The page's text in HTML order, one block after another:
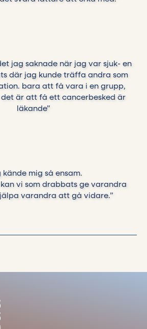
jag saknade när jag var sjuk- en
där jag kunde träffa andra som
bara att få vara i en grupp,
är att få ett cancerbesked är
läkande”
kände mig så ensam.
kan vi som drabbats ge varandra
varandra att gå vidare.”